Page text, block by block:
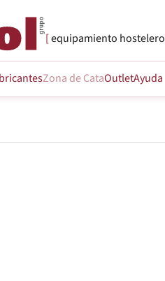
equipamiento hostelero
Zona de CataOutletAyuda